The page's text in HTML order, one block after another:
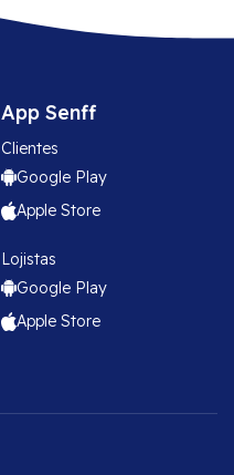
App Senff
Clientes
Google Play
Apple Store
Lojistas
Google Play
Apple Store